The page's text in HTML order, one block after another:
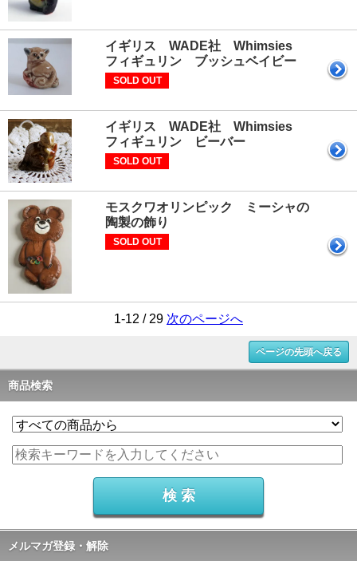
イギリス WADE社 Whimsies
フィギュリン ブッシュベイビー
SOLD OUT
イギリス WADE社 Whimsies
フィギュリン ビーバー
SOLD OUT
モスクワオリンピック ミーシャの
陶製の飾り
SOLD OUT
1-12 / 29 次のページへ
ページの先頭へ戻る
商品検索
メルマガ登録・解除